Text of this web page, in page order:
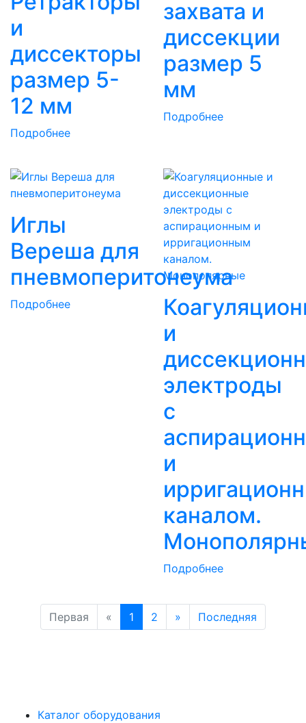
и
диссекторы
размер 5-
12 мм
Подробнее
захвата и
диссекции
размер 5
мм
Подробнее
Иглы
Вереша для
пневмоперитонеума
Подробнее
и
электроды
с
и
каналом.
Подробнее
Первая « 1 2 » Последняя
Каталог оборудования